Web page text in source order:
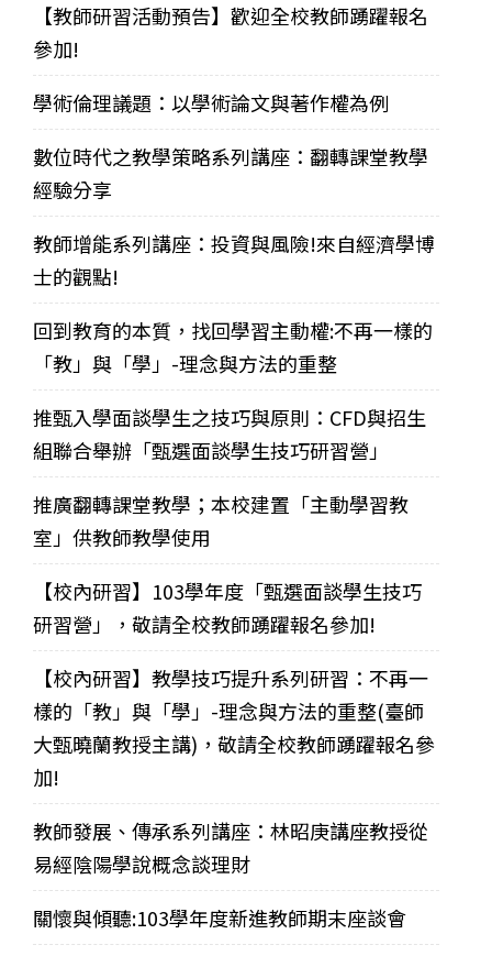
【教師研習活動預告】歡迎全校教師踴躍報名
參加!
學術倫理議題：以學術論文與著作權為例
數位時代之教學策略系列講座：翻轉課堂教學
經驗分享
教師增能系列講座：投資與風險!來自經濟學博
士的觀點!
回到教育的本質，找回學習主動權:不再一樣的
「教」與「學」-理念與方法的重整
推甄入學面談學生之技巧與原則：CFD與招生
組聯合舉辦「甄選面談學生技巧研習營」
推廣翻轉課堂教學；本校建置「主動學習教
室」供教師教學使用
【校內研習】103學年度「甄選面談學生技巧
研習營」，敬請全校教師踴躍報名參加!
【校內研習】教學技巧提升系列研習：不再一
樣的「教」與「學」-理念與方法的重整(臺師
大甄曉蘭教授主講)，敬請全校教師踴躍報名參
加!
教師發展、傳承系列講座：林昭庚講座教授從
易經陰陽學說概念談理財
關懷與傾聽:103學年度新進教師期末座談會